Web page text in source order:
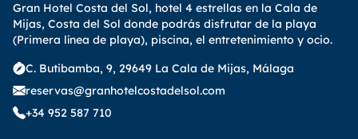
Gran Hotel Costa del Sol, hotel 4 estrellas en la Cala de
Mijas, Costa del Sol donde podrás disfrutar de la playa
(Primera línea de playa), piscina, el entretenimiento y ocio.
C. Butibamba, 9, 29649 La Cala de Mijas, Málaga
reservas@granhotelcostadelsol.com
+34 952 587 710